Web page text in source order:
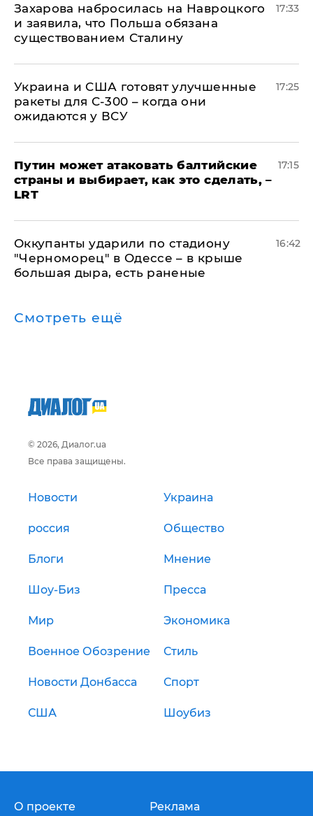
​Захарова набросилась на Навроцкого
и заявила, что Польша обязана
существованием Сталину
17:33
Украина и США готовят улучшенные
ракеты для С-300 – когда они
ожидаются у ВСУ
17:25
Путин может атаковать балтийские
страны и выбирает, как это сделать, –
LRT
17:15
Оккупанты ударили по стадиону
"Черноморец" в Одессе – в крыше
большая дыра, есть раненые
16:42
Смотреть ещё
© 2026, Диалог.ua
Все права защищены.
Новости Украина
россия Общество
Блоги Мнение
Шоу-Биз Пресса
Мир Экономика
Военное Обозрение Стиль
Новости Донбасса Спорт
США Шоубиз
О проекте Реклама